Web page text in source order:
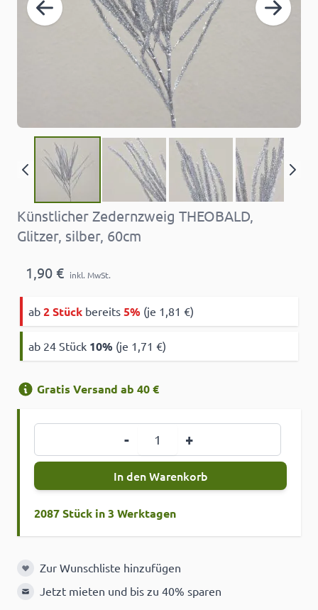
Künstlicher Zedernzweig THEOBALD,
Glitzer, silber, 60cm
1,90 € inkl. MwSt.
ab 2 Stück bereits 5% (je 1,81 €)
ab 24 Stück 10% (je 1,71 €)
Gratis Versand ab 40 €
- +
In den Warenkorb
2087 Stück in 3 Werktagen
Zur Wunschliste hinzufügen
Zur Wunschliste hinzufügen
Jetzt mieten und bis zu 40% sparen